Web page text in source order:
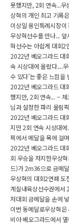
못했지만, 2회 연속...
상혁의 개인 최고 기록
이상일 용인특례시장
우상혁선수를 만나...
혁선수는 아쉽게 대회2
2022년 베오그라드 대
속 시상대에 올랐다....
수 있다’는 좋은 느낌을
2022년 베오그라드 대
했지만, 2회 연속... --
님과 설정한 파리 올림
2022년 베오그라드 대
지만 2회 연속 시상대
픽에서 메달을 목에 걸
2022년 베오그라드 대
회 우승을 차지한우상
드)가 2m36으로 금메
우상혁의 대회2연패 도
계실내육상선수권에서
저대회 금메달을 손에
이번 동메달로우상혁
비아 베오그라드에서